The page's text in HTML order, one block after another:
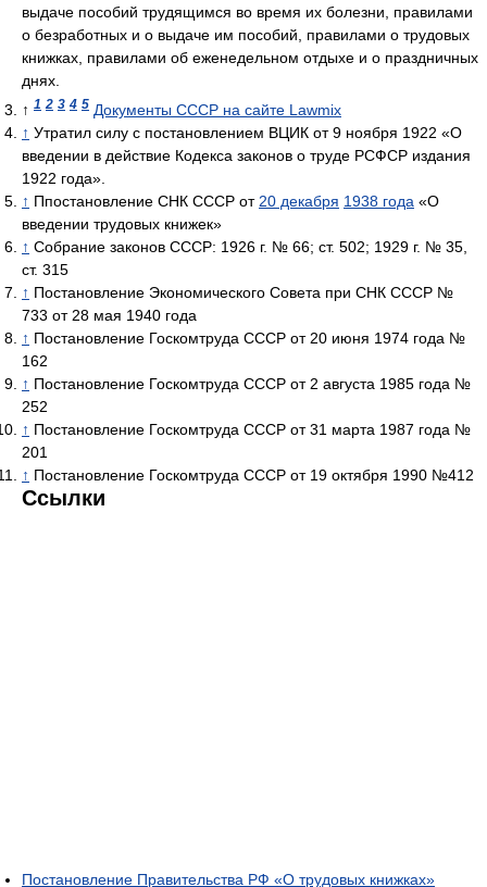
выдаче пособий трудящимся во время их болезни, правилами
о безработных и о выдаче им пособий, правилами о трудовых
книжках, правилами об еженедельном отдыхе и о праздничных
днях.
↑ 1 2 3 4 5 Документы СССР на сайте Lawmix
↑ Утратил силу с постановлением ВЦИК от 9 ноября 1922 «О
введении в действие Кодекса законов о труде РСФСР издания
1922 года».
↑ Ппостановление СНК СССР от 20 декабря 1938 года «О
введении трудовых книжек»
↑ Собрание законов СССР: 1926 г. № 66; ст. 502; 1929 г. № 35,
ст. 315
↑ Постановление Экономического Совета при СНК СССР №
733 от 28 мая 1940 года
↑ Постановление Госкомтруда СССР от 20 июня 1974 года №
162
↑ Постановление Госкомтруда СССР от 2 августа 1985 года №
252
↑ Постановление Госкомтруда СССР от 31 марта 1987 года №
201
↑ Постановление Госкомтруда СССР от 19 октября 1990 №412
Ссылки
Постановление Правительства РФ «О трудовых книжках»